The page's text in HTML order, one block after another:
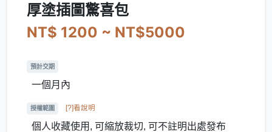
厚塗插圖驚喜包
NT$ 1200 ~ NT$5000
預計交期
一個月內
授權範圍 [?]看說明
個人收藏使用, 可縮放裁切, 可不註明出處發布